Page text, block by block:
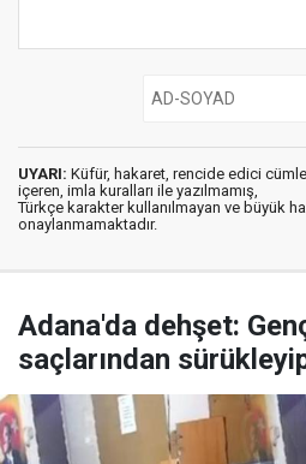
UYARI: Küfür, hakaret, rencide edici
içeren, imla kuralları ile yazılmamış,
Türkçe karakter kullanılmayan ve büyük
onaylanmamaktadır.
Adana'da dehşet:
saçlarından